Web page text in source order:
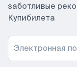
заботливые
Купибилета
Электронная